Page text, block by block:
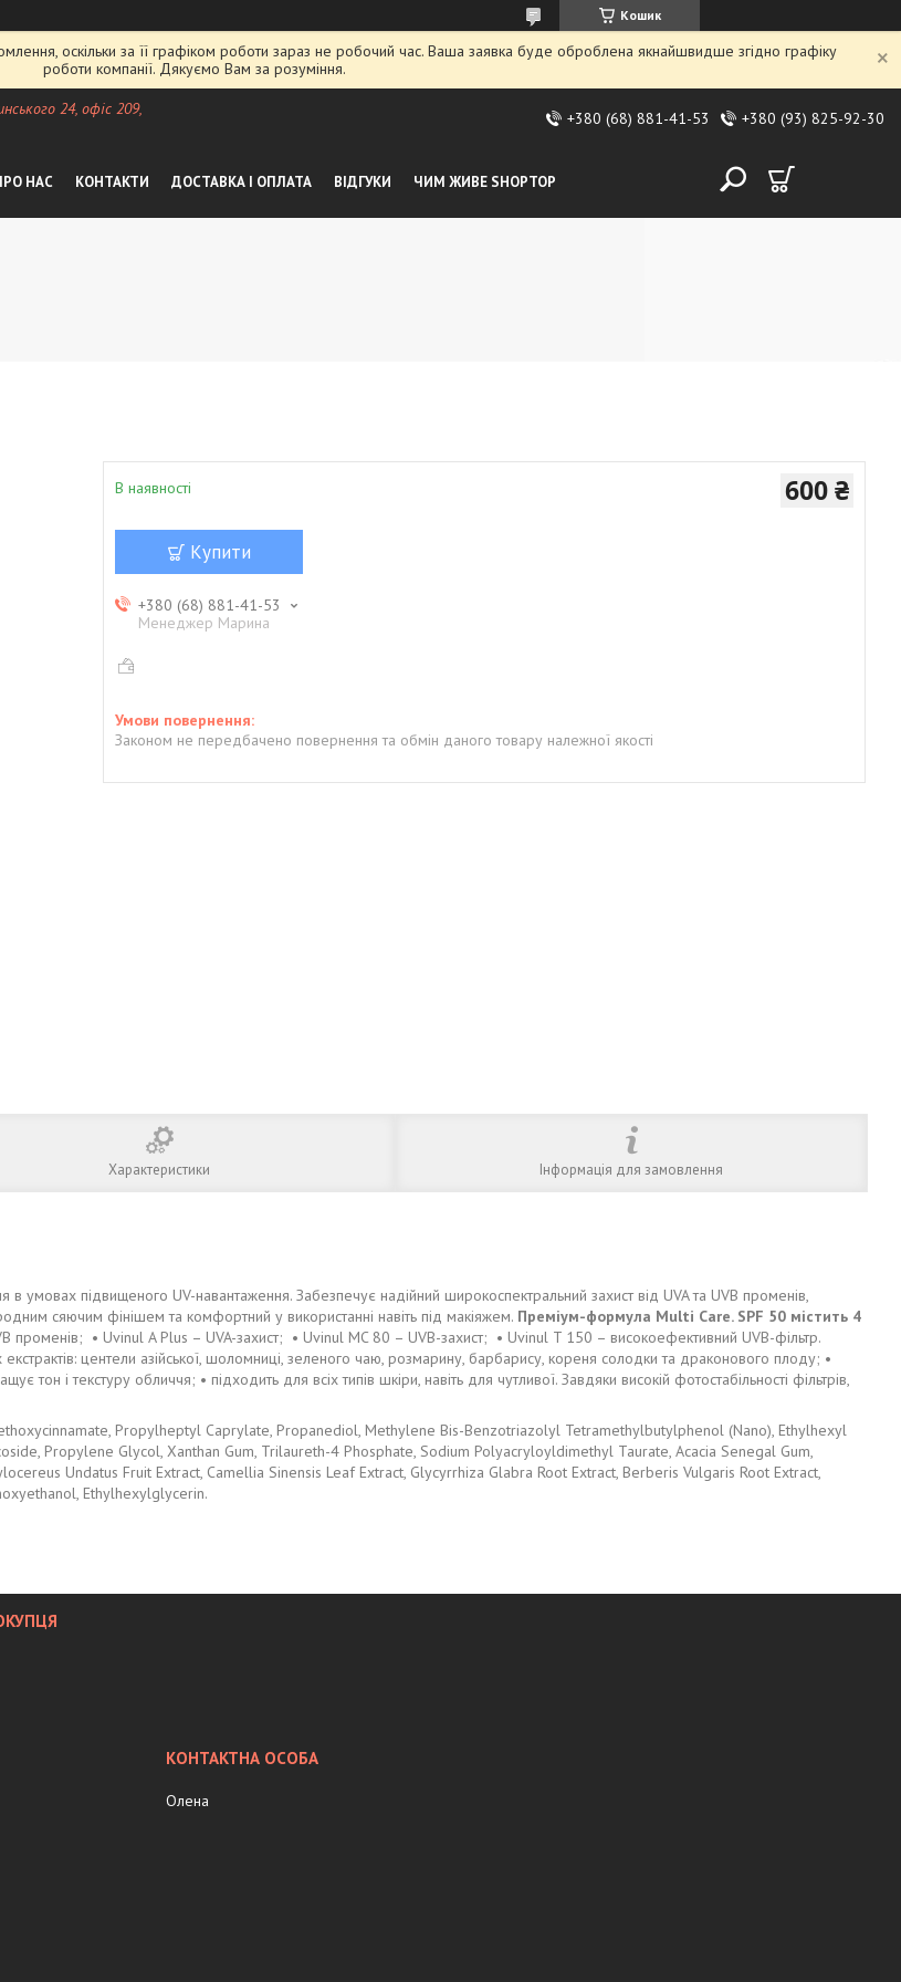
Кошик
оскільки за її графіком роботи зараз не робочий час. Ваша заявка буде оброблена якнайшвидше згідно графіку
роботи компанії. Дякуємо Вам за розуміння.
24, офіс 209,
+380 (68) 881-41-53 +380 (93) 825-92-30
НАС КОНТАКТИ ДОСТАВКА І ОПЛАТА ВІДГУКИ ЧИМ ЖИВЕ SHOPTOP
В наявності 600 ₴
Купити
+380 (68) 881-41-53
Менеджер Марина
Законом не передбачено повернення та обмін даного товару належної якості
Характеристики Інформація для замовлення
підвищеного UV-навантаження. Забезпечує надійний широкоспектральний захист від UVA та UVB променів,
сяючим фінішем та комфортний у використанні навіть під макіяжем. Преміум-формула Multi Care. SPF 50 містить 4
променів; • Uvinul A Plus – UVA-захист; • Uvinul MC 80 – UVB-захист; • Uvinul T 150 – високоефективний UVB-фільтр.
центели азійської, шоломниці, зеленого чаю, розмарину, барбарису, кореня солодки та драконового плоду; •
тон і текстуру обличчя; • підходить для всіх типів шкіри, навіть для чутливої. Завдяки високій фотостабільності фільтрів,
Propylheptyl Caprylate, Propanediol, Methylene Bis-Benzotriazolyl Tetramethylbutylphenol (Nano), Ethylhexyl
Propylene Glycol, Xanthan Gum, Trilaureth-4 Phosphate, Sodium Polyacryloyldimethyl Taurate, Acacia Senegal Gum,
Undatus Fruit Extract, Camellia Sinensis Leaf Extract, Glycyrrhiza Glabra Root Extract, Berberis Vulgaris Root Extract,
Ethylhexylglycerin.
Олена